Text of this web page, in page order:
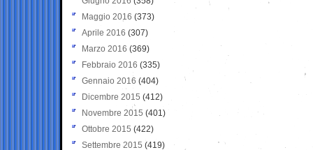
Maggio 2016 (373)
Aprile 2016 (307)
Marzo 2016 (369)
Febbraio 2016 (335)
Gennaio 2016 (404)
Dicembre 2015 (412)
Novembre 2015 (401)
Ottobre 2015 (422)
Settembre 2015 (419)